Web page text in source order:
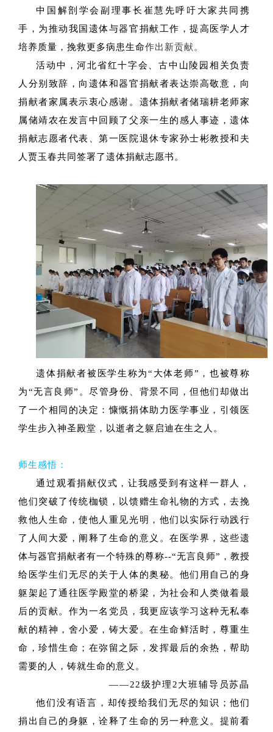
中国解剖学会副理事长崔慧先呼吁大家共同携
手，为推动我国遗体与器官捐献工作，提高医学人才
培养质量，挽救更多病患生命作出新贡献。
活动中，河北省红十字会、古中山陵园相关负责
人分别致辞，向遗体和器官捐献者表达崇高敬意，向
捐献者家属表示衷心感谢。遗体捐献者储瑞耕老师家
属储靖农在发言中回顾了父亲一生的感人事迹，遗体
捐献志愿者代表、第一医院退休专家孙士彬教授和夫
人贾玉春共同签署了遗体捐献志愿书。
遗体捐献者被医学生称为“大体老师”，也被尊称
为“无言良师”。尽管身份、背景不同，但他们却做出
了一个相同的决定：慷慨捐体助力医学事业，引领医
学生步入神圣殿堂，以逝者之躯启迪在生之人。
师生感悟：
通过观看捐献仪式，让我感受到有这样一群人，
他们突破了传统枷锁，以馈赠生命礼物的方式，去挽
救他人生命，使他人重见光明，他们以实际行动践行
了人间大爱，阐释了生命的意义。在医学界，这些遗
体与器官捐献者有一个特殊的尊称--“无言良师”，教授
给医学生们无尽的关于人体的奥秘。他们用自己的身
躯架起了通往医学殿堂的桥梁，为社会和人类做着最
后的贡献。作为一名党员，我更应该学习这种无私奉
献的精神，舍小爱，铸大爱。在生命鲜活时，尊重生
命，珍惜生命；在弥留之际，发挥最后的余热，帮助
需要的人，铸就生命的意义。
——22级护理2大班辅导员苏晶
他们没有语言，却传授给我们无尽的知识；他们
捐出自己的身躯，诠释了生命的另一种意义。提前看